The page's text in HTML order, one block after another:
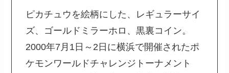
ピカチュウを絵柄にした、レギュラーサイ
ズ、ゴールドミラーホロ、黒裏コイン。
2000年7月1日～2日に横浜で開催されたポ
ケモンワールドチャレンジトーナメント